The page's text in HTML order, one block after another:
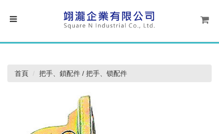
首頁 把手、鎖配件 / 把手、锁配件